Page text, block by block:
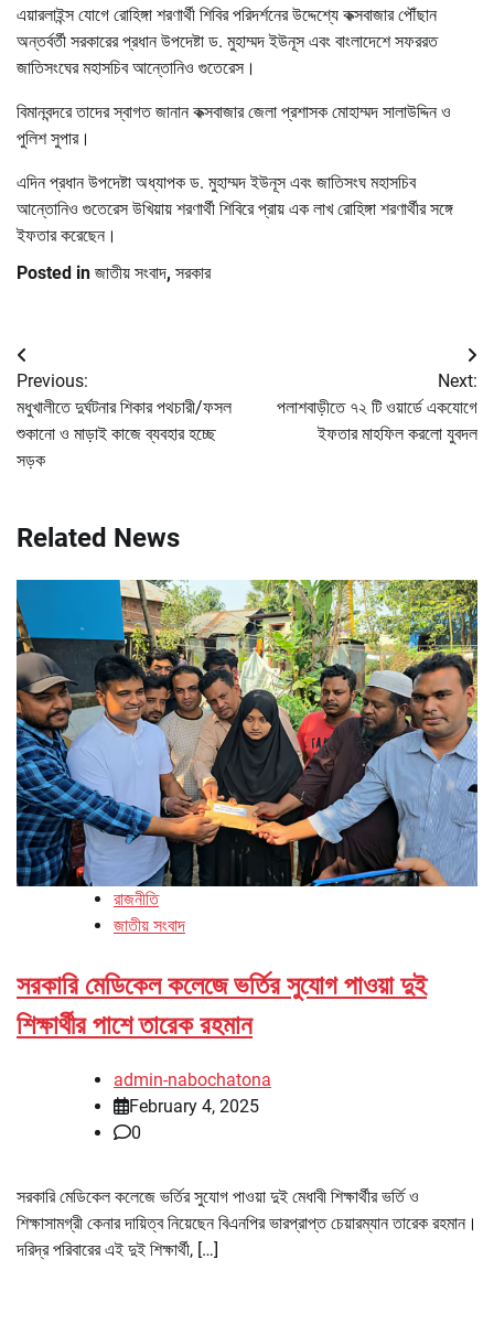
এয়ারলাইন্স যোগে রোহিঙ্গা শরণার্থী শিবির পরিদর্শনের উদ্দেশ্যে কক্সবাজার পৌঁছান
অন্তর্বর্তী সরকারের প্রধান উপদেষ্টা ড. মুহাম্মদ ইউনূস এবং বাংলাদেশে সফররত
জাতিসংঘের মহাসচিব আন্তোনিও গুতেরেস।
বিমানবন্দরে তাদের স্বাগত জানান কক্সবাজার জেলা প্রশাসক মোহাম্মদ সালাউদ্দিন ও
পুলিশ সুপার।
এদিন প্রধান উপদেষ্টা অধ্যাপক ড. মুহাম্মদ ইউনূস এবং জাতিসংঘ মহাসচিব
আন্তোনিও গুতেরেস উখিয়ায় শরণার্থী শিবিরে প্রায় এক লাখ রোহিঙ্গা শরণার্থীর সঙ্গে
ইফতার করেছেন।
Posted in জাতীয় সংবাদ, সরকার
Post
navigation
Previous:
মধুখালীতে দুর্ঘটনার শিকার পথচারী/ফসল
শুকানো ও মাড়াই কাজে ব্যবহার হচ্ছে
সড়ক
Next:
পলাশবাড়ীতে ৭২ টি ওয়ার্ডে একযোগে
ইফতার মাহফিল করলো যুবদল
Related News
রাজনীতি
জাতীয় সংবাদ
সরকারি মেডিকেল কলেজে ভর্তির সুযোগ পাওয়া দুই
শিক্ষার্থীর পাশে তারেক রহমান
admin-nabochatona
February 4, 2025
0
সরকারি মেডিকেল কলেজে ভর্তির সুযোগ পাওয়া দুই মেধাবী শিক্ষার্থীর ভর্তি ও
শিক্ষাসামগ্রী কেনার দায়িত্ব নিয়েছেন বিএনপির ভারপ্রাপ্ত চেয়ারম্যান তারেক রহমান।
দরিদ্র পরিবারের এই দুই শিক্ষার্থী, […]